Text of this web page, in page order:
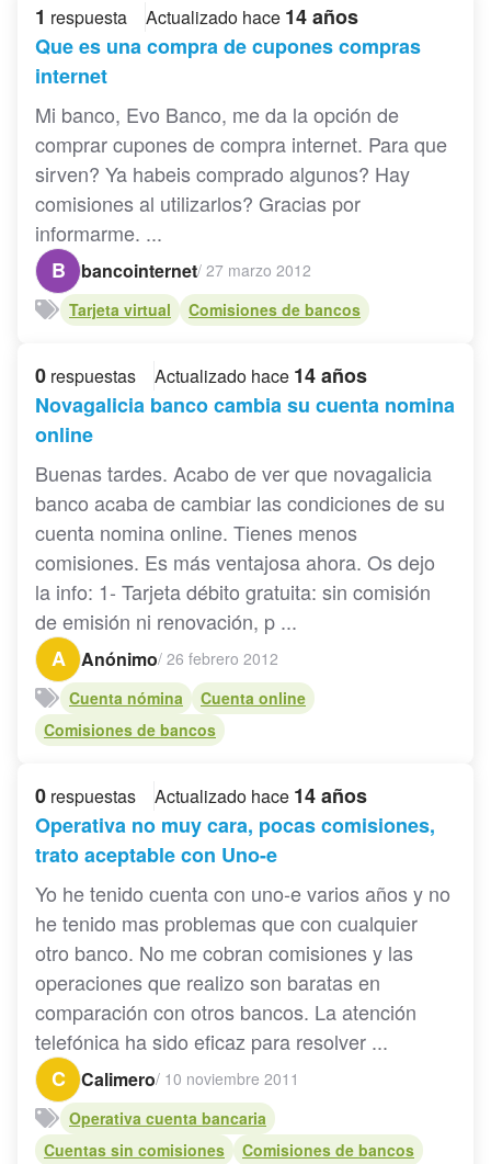
1 respuesta Actualizado hace 14 años
Que es una compra de cupones compras
internet
Mi banco, Evo Banco, me da la opción de
comprar cupones de compra internet. Para que
sirven? Ya habeis comprado algunos? Hay
comisiones al utilizarlos? Gracias por
informarme. ...
B
bancointernet/ 27 marzo 2012
Tarjeta virtual
Comisiones de bancos
0 respuestas Actualizado hace 14 años
Novagalicia banco cambia su cuenta nomina
online
Buenas tardes. Acabo de ver que novagalicia
banco acaba de cambiar las condiciones de su
cuenta nomina online. Tienes menos
comisiones. Es más ventajosa ahora. Os dejo
la info: 1- Tarjeta débito gratuita: sin comisión
de emisión ni renovación, p ...
A
Anónimo/ 26 febrero 2012
Cuenta nómina
Cuenta online
Comisiones de bancos
0 respuestas Actualizado hace 14 años
Operativa no muy cara, pocas comisiones,
trato aceptable con Uno-e
Yo he tenido cuenta con uno-e varios años y no
he tenido mas problemas que con cualquier
otro banco. No me cobran comisiones y las
operaciones que realizo son baratas en
comparación con otros bancos. La atención
telefónica ha sido eficaz para resolver ...
C
Calimero/ 10 noviembre 2011
Operativa cuenta bancaria
Cuentas sin comisiones
Comisiones de bancos